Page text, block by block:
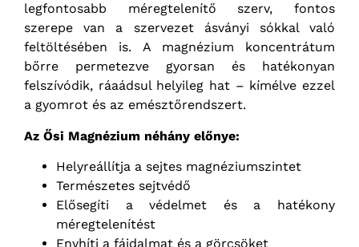
legfontosabb méregtelenítő szerv, fontos
szerepe van a szervezet ásványi sókkal való
feltöltésében is. A magnézium koncentrátum
bőrre permetezve gyorsan és hatékonyan
felszívódik, ráaádsul helyileg hat – kímélve ezzel
a gyomrot és az emésztőrendszert.
Az Ősi Magnézium néhány előnye:
Helyreállítja a sejtes magnéziumszintet
Természetes sejtvédő
Elősegíti a védelmet és a hatékony
méregtelenítést
Enyhíti a fájdalmat és a görcsöket